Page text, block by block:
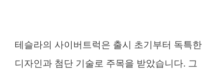
테슬라의 사이버트럭은 출시 초기부터 독특한
디자인과 첨단 기술로 주목을 받았습니다. 그